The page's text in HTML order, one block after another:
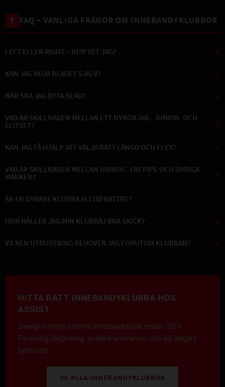
❓ FAQ – VANLIGA FRÅGOR OM INNEBANDYKLUBBOR
LEFT ELLER RIGHT – HUR VET JAG? +
KAN JAG BÖJA BLADET SJÄLV? +
NÄR SKA JAG BYTA BLAD? +
VAD ÄR SKILLNADEN MELLAN ETT NYBÖRJAR-, JUNIOR- OCH
ELITSET? +
KAN JAG FÅ HJÄLP ATT VÄLJA RÄTT LÄNGD OCH FLEX? +
VAD ÄR SKILLNADEN MELLAN UNIHOC, FAT PIPE OCH ÖVRIGA
MÄRKEN? +
ÄR EN DYRARE KLUBBA ALLTID BÄTTRE? +
HUR HÅLLER JAG MIN KLUBBA I BRA SKICK? +
VILKEN UTRUSTNING BEHÖVER JAG FÖRUTOM KLUBBAN? +
HITTA RÄTT INNEBANDYKLUBBA HOS
ASSIST
Sveriges mest erfarna innebandybutik sedan 2001.
Personlig rådgivning, snabba leveranser och 60 dagars
bytesrätt.
SE ALLA INNEBANDYKLUBBOR